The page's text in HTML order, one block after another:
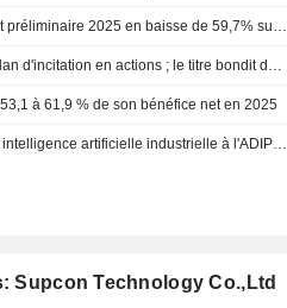
Supcon Technology : le bénéfice net préliminaire 2025 en baisse de 59,7% sur un an
SUPCON Technology propose un plan d'incitation en actions ; le titre bondit de 14%
à 61,9 % de son bénéfice net en 2025
SUPCON affirme son leadership en intelligence artificielle industrielle à l'ADIPEC 2025 et accélère la transformation intelligente
Supcon Technology Co.,Ltd